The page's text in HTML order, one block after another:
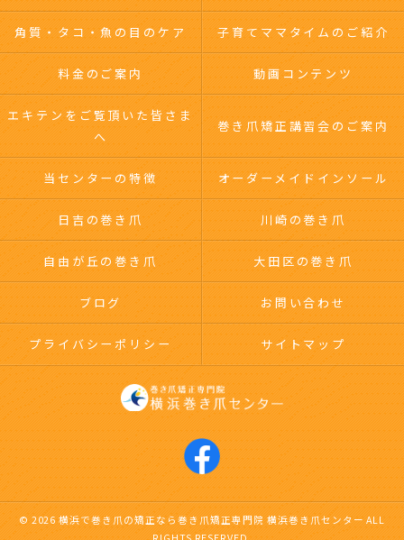
角質・タコ・魚の目のケア 子育てママタイムのご紹介
料金のご案内 動画コンテンツ
エキテンをご覧頂いた皆さま
へ
巻き爪矯正講習会のご案内
当センターの特徴 オーダーメイドインソール
日吉の巻き爪 川崎の巻き爪
自由が丘の巻き爪 大田区の巻き爪
ブログ お問い合わせ
プライバシーポリシー サイトマップ
© 2026 横浜で巻き爪の矯正なら巻き爪矯正専門院 横浜巻き爪センター ALL